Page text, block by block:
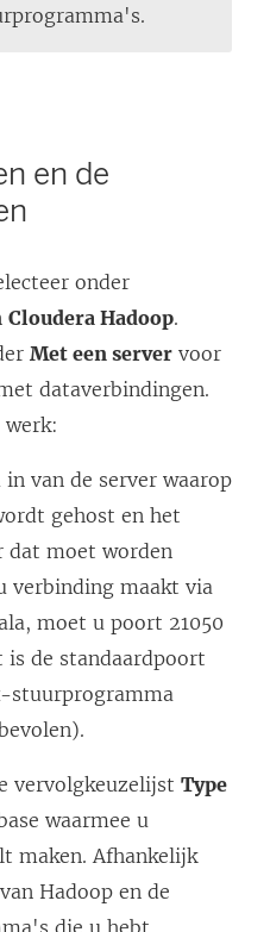
e
e
p
en de
onder
Cloudera Hadoop.
Met een server voor
dataverbindingen.
werk:
in van de server waarop
gehost en het
dat moet worden
verbinding maakt via
moet u poort 21050
is de standaardpoort
stuurprogramma
vervolgkeuzelijst Type
waarmee u
maken. Afhankelijk
Hadoop en de